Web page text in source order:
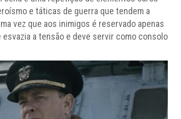
e táticas de guerra que tendem a
vez que aos inimigos é reservado apenas
a tensão e deve servir como consolo